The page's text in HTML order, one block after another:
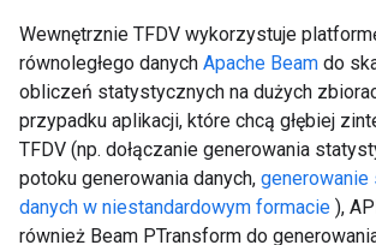
Wewnętrznie TFDV wykorzystuje
równoległego danych Apache Beam do
obliczeń statystycznych na dużych
przypadku aplikacji, które chcą głębiej
TFDV (np. dołączanie generowania
potoku generowania danych,
danych w niestandardowym formacie ),
również Beam PTransform do